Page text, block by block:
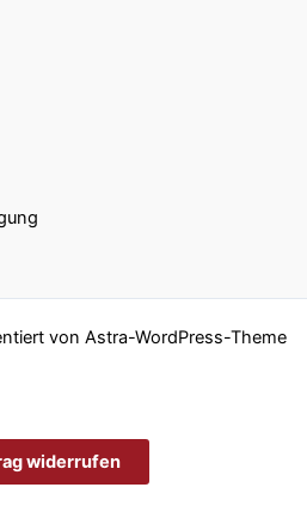
von Astra-WordPress-Theme
widerrufen